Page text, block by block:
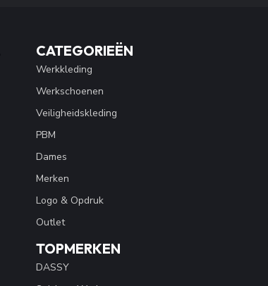
CATEGORIEËN
Werkkleding
Werkschoenen
Veiligheidskleding
PBM
Dames
Merken
Logo & Opdruk
Outlet
TOPMERKEN
DASSY